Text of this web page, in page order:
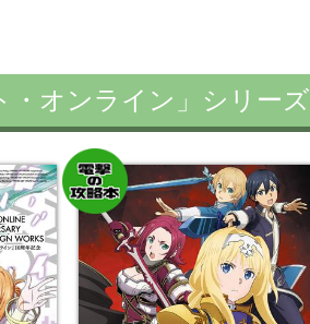
・オンライン」シリーズ